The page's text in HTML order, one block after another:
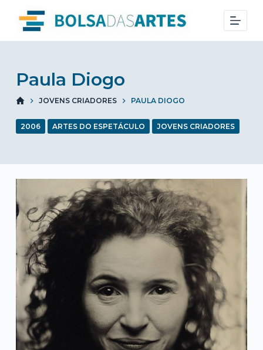
i
c
o
n
e
n
Paula Diogo
JOVENS CRIADORES PAULA DIOGO
2006 ARTES DO ESPETÁCULO JOVENS CRIADORES